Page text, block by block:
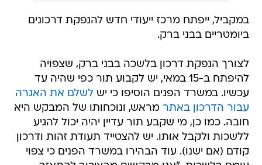
במקביל, ייפתח מרכז ייעודי חדש להנפקת דרכונים
ביומטריים בבני ברק.
לצורך הנפקת דרכון בלשכה בבני ברק, שצפויה
להיפתח ב-15 במאי, יש לקבוע תור כפי שהיה עד
עכשיו. במשרד הפנים הוסיפו כי ישלשלם את האגרה
עבור הדרכון באתר מראש, ונוכחותו של המבקש היא
חובה. כמו כן, מי שקבע תור עדיין יהיה יכול להגיע
ללשכות ולקבל אותו. יש להצטייד תעודת זהות ודרכון
קודם (אם ישנו). עוד הבהירו במשרד הפנים כי צפוי